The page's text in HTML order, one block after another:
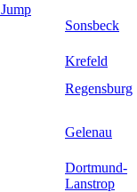
Sonsbeck
Krefeld
Regensburg
Gelenau
Dortmund-
Lanstrop